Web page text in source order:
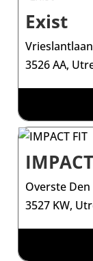
Exist
3526 AA,
Overste
3527 KW,